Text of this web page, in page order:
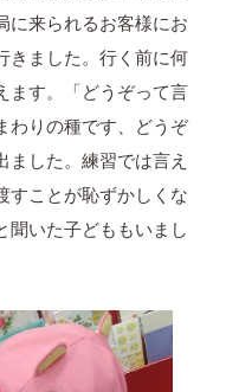
に来られるお客様にお
きました。行く前に何
ます。「どうぞって言
わりの種です、どうぞ
ました。練習では言え
すことが恥ずかしくな
聞いた子どももいまし